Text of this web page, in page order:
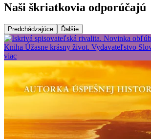
Naši škriatkovia odporúčajú
Predchádzajúce Ďalšie